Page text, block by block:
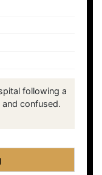
following a
confused.